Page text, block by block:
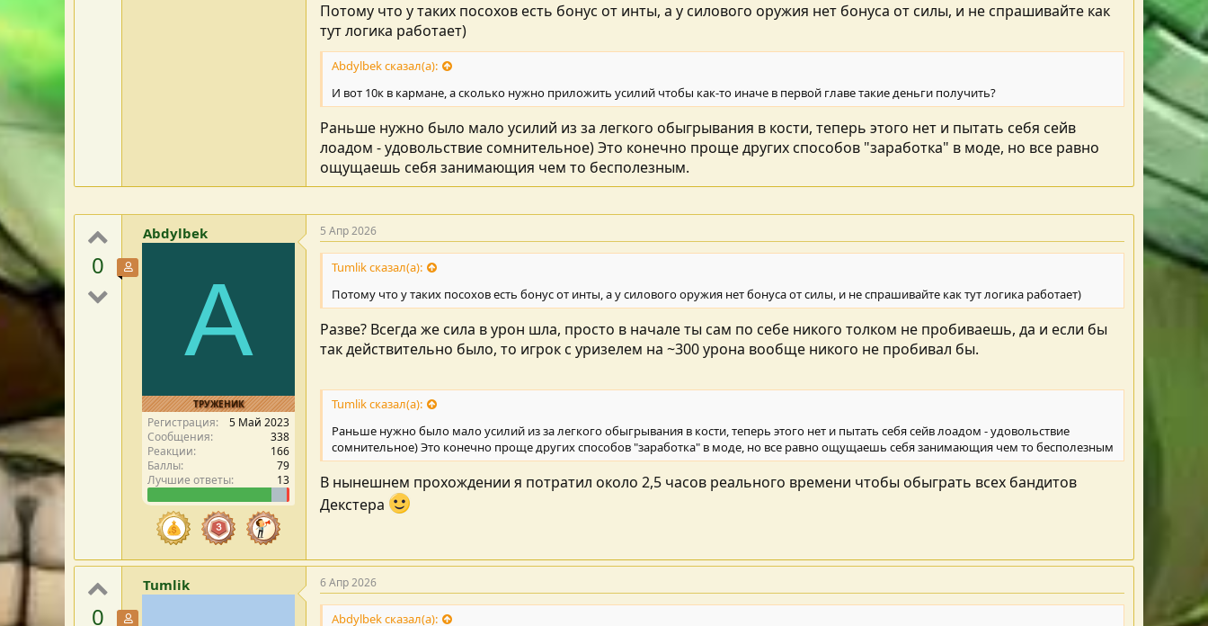
Потому что у таких посохов есть бонус от инты, а у силового оружия нет бонуса от силы, и не спрашивайте как
тут логика работает)
Abdylbek сказал(а):
И вот 10к в кармане, а сколько нужно приложить усилий чтобы как-то иначе в первой главе такие деньги получить?
Раньше нужно было мало усилий из за легкого обыгрывания в кости, теперь этого нет и пытать себя сейв
лоадом - удовольствие сомнительное) Это конечно проще других способов "заработка" в моде, но все равно
ощущаешь себя занимающия чем то бесполезным.
0
Abdylbek
A
ТРУЖЕНИК
Регистрация
5 Май 2023
Сообщения
338
Реакции
166
Баллы
79
Лучшие ответы
13
5 Апр 2026
Tumlik сказал(а):
Потому что у таких посохов есть бонус от инты, а у силового оружия нет бонуса от силы, и не спрашивайте как тут логика работает)
Разве? Всегда же сила в урон шла, просто в начале ты сам по себе никого толком не пробиваешь, да и если бы
так действительно было, то игрок с уризелем на ~300 урона вообще никого не пробивал бы.
Tumlik сказал(а):
Раньше нужно было мало усилий из за легкого обыгрывания в кости, теперь этого нет и пытать себя сейв лоадом - удовольствие
сомнительное) Это конечно проще других способов "заработка" в моде, но все равно ощущаешь себя занимающия чем то бесполезным
В нынешнем прохождении я потратил около 2,5 часов реального времени чтобы обыграть всех бандитов
Декстера
0
Tumlik 6 Апр 2026
Abdylbek сказал(а):